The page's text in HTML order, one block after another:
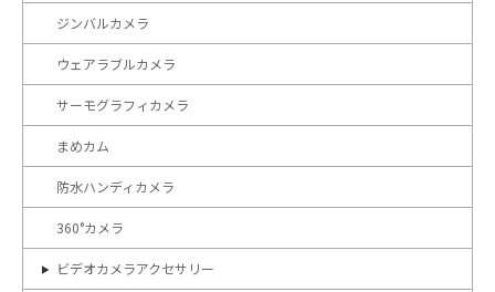
ジンバルカメラ
ウェアラブルカメラ
サーモグラフィカメラ
まめカム
防水ハンディカメラ
360°カメラ
ビデオカメラアクセサリー